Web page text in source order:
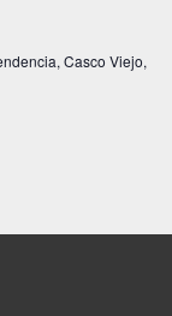
Casco Viejo,